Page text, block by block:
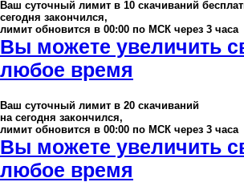
Ваш суточный лимит в 10 скачиваний
сегодня закончился,
лимит обновится в 00:00 по МСК через 3 часа
Вы можете увеличить
любое время
Ваш суточный лимит в 20 скачиваний
на сегодня закончился,
лимит обновится в 00:00 по МСК через 3 часа
Вы можете увеличить
любое время